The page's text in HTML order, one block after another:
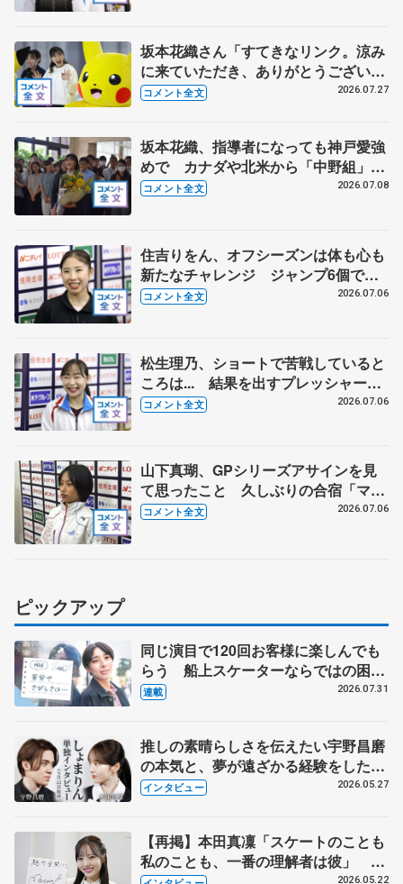
坂本花織さん「すてきなリンク。涼み
に来ていただき、ありがとうございま
す」 シスメックスのリンク開場１周
コメント全文 2026.07.27
坂本花織、指導者になっても神戸愛強
めで カナダや北米から「中野組」の
練習に参加 【兵庫県「誉賞」贈呈】
コメント全文 2026.07.08
住吉りをん、オフシーズンは体も心も
新たなチャレンジ ジャンプ6個で充
実したプログラムに 【全日本シニア
コメント全文 2026.07.06
松生理乃、ショートで苦戦していると
ころは... 結果を出すプレッシャーと
出場できるうれしさと 【全日本シニ
コメント全文 2026.07.06
山下真瑚、GPシリーズアサインを見
て思ったこと 久しぶりの合宿「マコ
にしかできないことを」 【全日本シ
コメント全文 2026.07.06
ピックアップ
同じ演目で120回お客様に楽しんでも
らう 船上スケーターならではの困難
とは 影響あったPIW前キャプテン松
連載 2026.07.31
推しの素晴らしさを伝えたい宇野昌磨
の本気と、夢が遠ざかる経験をした本
田真凜の覚悟
インタビュー 2026.05.27
【再掲】本田真凜「スケートのことも
私のことも、一番の理解者は彼」 引
2026.05.22